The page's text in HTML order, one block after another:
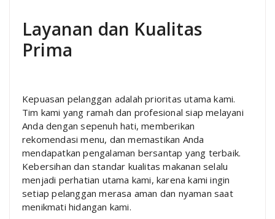
Layanan dan Kualitas
Prima
Kepuasan pelanggan adalah prioritas utama kami.
Tim kami yang ramah dan profesional siap melayani
Anda dengan sepenuh hati, memberikan
rekomendasi menu, dan memastikan Anda
mendapatkan pengalaman bersantap yang terbaik.
Kebersihan dan standar kualitas makanan selalu
menjadi perhatian utama kami, karena kami ingin
setiap pelanggan merasa aman dan nyaman saat
menikmati hidangan kami.